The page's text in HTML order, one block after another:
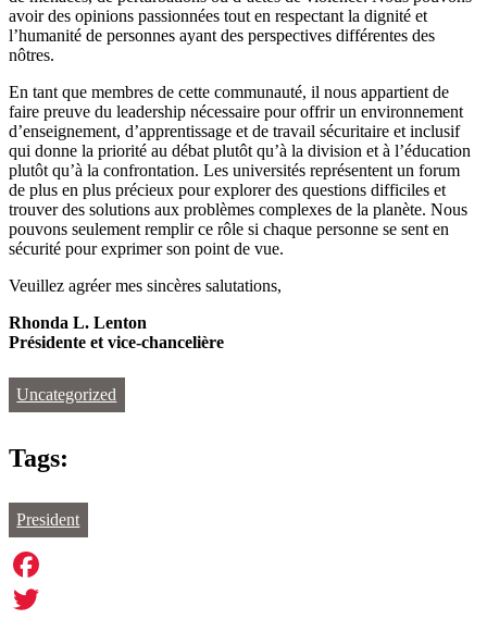
avoir des opinions passionnées tout en respectant la dignité et
l’humanité de personnes ayant des perspectives différentes des
nôtres.
En tant que membres de cette communauté, il nous appartient de
faire preuve du leadership nécessaire pour offrir un environnement
d’enseignement, d’apprentissage et de travail sécuritaire et inclusif
qui donne la priorité au débat plutôt qu’à la division et à l’éducation
plutôt qu’à la confrontation. Les universités représentent un forum
de plus en plus précieux pour explorer des questions difficiles et
trouver des solutions aux problèmes complexes de la planète. Nous
pouvons seulement remplir ce rôle si chaque personne se sent en
sécurité pour exprimer son point de vue.
Veuillez agréer mes sincères salutations,
Rhonda L. Lenton
Présidente et vice-chancelière
Uncategorized
Tags:
President
Facebook